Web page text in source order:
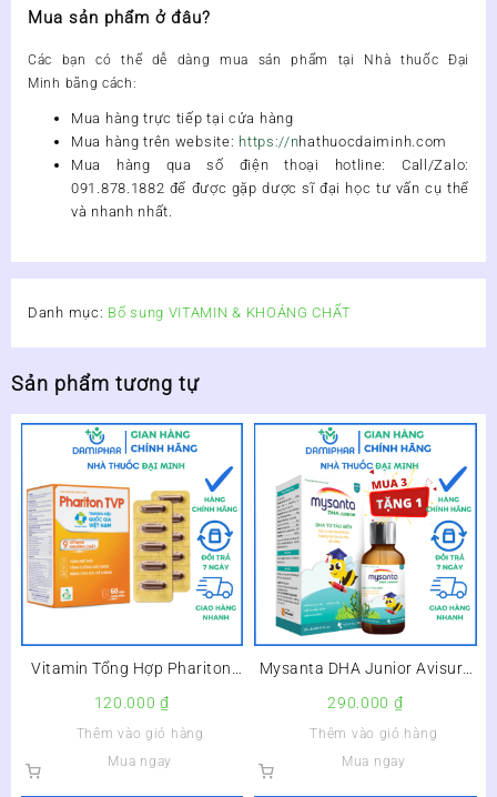
Mua sản phẩm ở đâu?
Các bạn có thể dễ dàng mua sản phẩm tại Nhà thuốc Đại
Minh bằng cách:
Mua hàng trực tiếp tại cửa hàng
Mua hàng trên website: https://nhathuocdaiminh.com
Mua hàng qua số điện thoại hotline: Call/Zalo:
091.878.1882 để được gặp dược sĩ đại học tư vấn cụ thể
và nhanh nhất.
Danh mục: Bổ sung VITAMIN & KHOÁNG CHẤT
Sản phẩm tương tự
Vitamin Tổng Hợp Phariton
120.000₫
Thêm vào giỏ hàng
Mua ngay
Mysanta DHA Junior Avisure
290.000 ₫
Thêm vào giỏ hàng
Mua ngay